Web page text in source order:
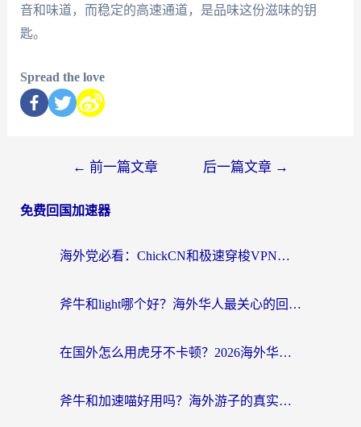
音和味道，而稳定的高速通道，是品味这份滋味的钥
匙。
Spread the love
← 前一篇文章 后一篇文章 →
免费回国加速器
海外党必看：ChickCN和极速穿梭VPN好用吗？3招教你选对回国加速器无缝刷国内资源
斧牛和light哪个好？海外华人最关心的回国加速器选择难题，一篇讲透
在国外怎么用虎牙不卡顿？2026海外华人亲测有效的回国加速器选择指南
斧牛和加速喵好用吗？海外游子的真实选择困境